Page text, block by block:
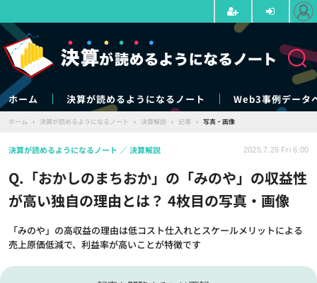
ホーム 決算が読めるようになるノート Web3事例データ
ホーム › 決算が読めるようになるノート › 決算解説 › 記事 › 写真・画像
Q.「おかしのまちおか」の「みのや」の収益性
が高い独自の理由とは？ 4枚目の写真・画像
「みのや」の高収益の理由は低コスト仕入れとスケールメリットによる
売上原価低減で、利益率が高いことが特徴です
決算が読めるようになるノート 決算解説 2025.7.25 Fri 6:00